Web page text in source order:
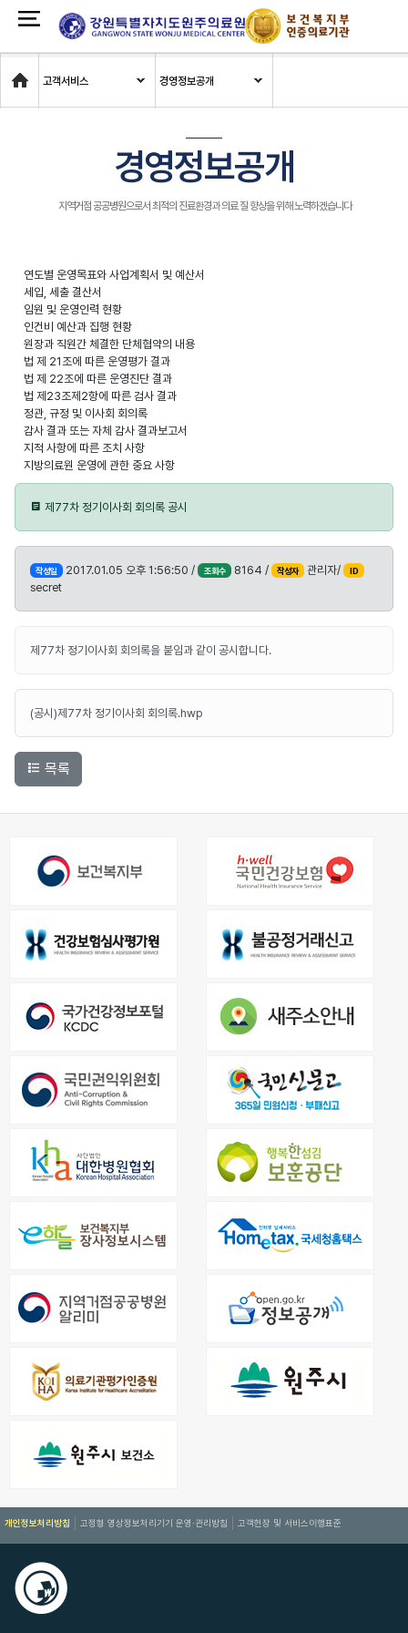
Home
고객서비스 경영정보공개
경영정보공개
지역거점 공공병원으로서 최적의 진료환경과 의료 질 향상을 위해 노력하겠습니다
연도별 운영목표와 사업계획서 및 예산서
세입, 세출 결산서
임원 및 운영인력 현황
인건비 예산과 집행 현황
원장과 직원간 체결한 단체협약의 내용
법 제 21조에 따른 운영평가 결과
법 제 22조에 따른 운영진단 결과
법 제23조제2항에 따른 검사 결과
정관, 규정 및 이사회 회의록
감사 결과 또는 자체 감사 결과보고서
지적 사항에 따른 조치 사항
지방의료원 운영에 관한 중요 사항
제77차 정기이사회 회의록 공시
작성일 2017.01.05 오후 1:56:50 / 조회수 8164 / 작성자 관리자/ ID
secret
제77차 정기이사회 회의록을 붙임과 같이 공시합니다.
(공시)제77차 정기이사회 회의록.hwp
목록
개인정보처리방침 고정형 영상정보처리기기 운영·관리방침 고객헌장 및 서비스이행표준